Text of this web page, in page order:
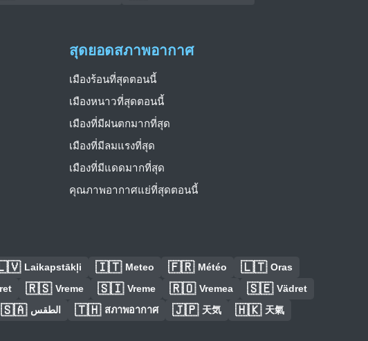
สุดยอดสภาพอากาศ
เมืองร้อนที่สุดตอนนี้
เมืองหนาวที่สุดตอนนี้
เมืองที่มีฝนตกมากที่สุด
เมืองที่มีลมแรงที่สุด
เมืองที่มีแดดมากที่สุด
คุณภาพอากาศแย่ที่สุดตอนนี้
Laikapstākļi 🇮🇹 Meteo 🇫🇷 Météo 🇱🇹 Oras
🇷🇸 Vreme 🇸🇮 Vreme 🇷🇴 Vremea 🇸🇪 Vädret
🇸🇦 الطقس 🇹🇭 สภาพอากาศ 🇯🇵 天気 🇭🇰 天氣